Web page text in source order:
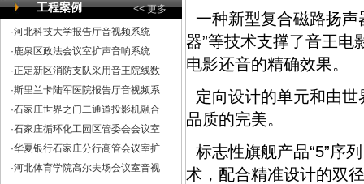
工程案例
<< 更多
·河北科技大学报告厅音视频系统
·鹿泉区政法会议室扩声音响系统
·正定新区消防支队采用音王院线数
·斯里兰卡陆军医院报告厅音视频系
·石家庄世界之门二通道投影机融合
·石家庄循环化工园区管委会会议室
·华夏银行石家庄分行高管会议室扩
·河北体育学院高尔夫场会议室音视
一种新型复合磁路扬声
器”等技术支撑了音王电
电影还音的精确效果。
定向设计的单元和由
品质的完美。
标志性旗舰产品“5”序
术，配合精准设计的双